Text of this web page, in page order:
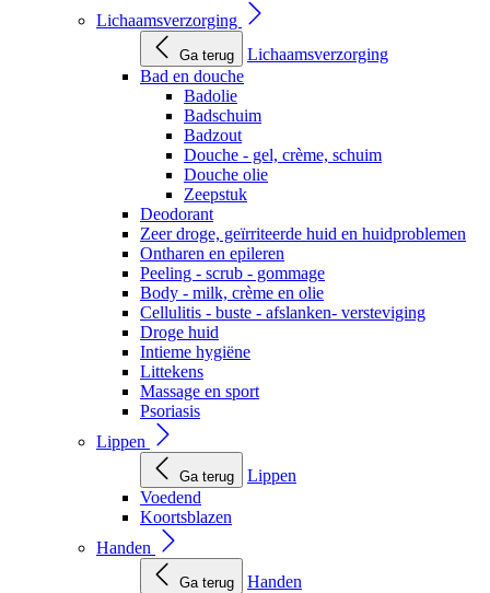
Lichaamsverzorging
Ga terug
Lichaamsverzorging
Bad en douche
Badolie
Badschuim
Badzout
Douche - gel, crème, schuim
Douche olie
Zeepstuk
Deodorant
Zeer droge, geïrriteerde huid en huidproblemen
Ontharen en epileren
Peeling - scrub - gommage
Body - milk, crème en olie
Cellulitis - buste - afslanken- versteviging
Droge huid
Intieme hygiëne
Littekens
Massage en sport
Psoriasis
Lippen
Ga terug
Lippen
Voedend
Koortsblazen
Handen
Ga terug
Handen